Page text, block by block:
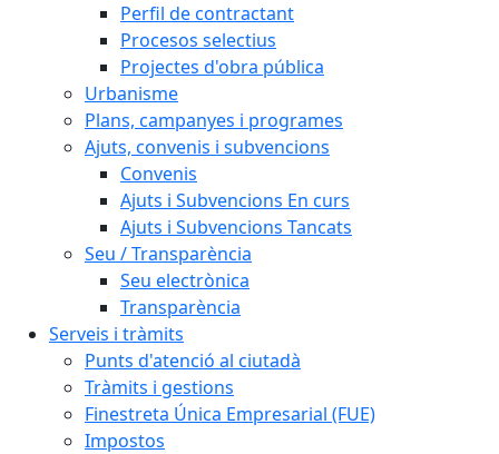
Perfil de contractant
Procesos selectius
Projectes d'obra pública
Urbanisme
Plans, campanyes i programes
Ajuts, convenis i subvencions
Convenis
Ajuts i Subvencions En curs
Ajuts i Subvencions Tancats
Seu / Transparència
Seu electrònica
Transparència
Serveis i tràmits
Punts d'atenció al ciutadà
Tràmits i gestions
Finestreta Única Empresarial (FUE)
Impostos